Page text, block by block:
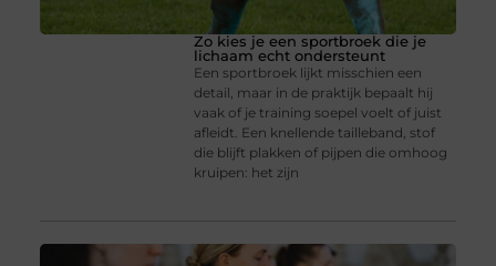
Zo kies je een sportbroek die je
lichaam echt ondersteunt
Een sportbroek lijkt misschien een
detail, maar in de praktijk bepaalt hij
vaak of je training soepel voelt of juist
afleidt. Een knellende tailleband, stof
die blijft plakken of pijpen die omhoog
kruipen: het zijn